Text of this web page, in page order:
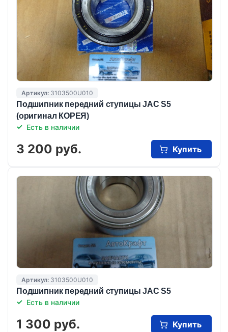
Артикул: 3103500U010
Подшипник передний ступицы JAC S5
(оригинал КОРЕЯ)
Есть в наличии
3 200 руб. Купить
Артикул: 3103500U010
Подшипник передний ступицы JAC S5
Есть в наличии
1 300 руб. Купить